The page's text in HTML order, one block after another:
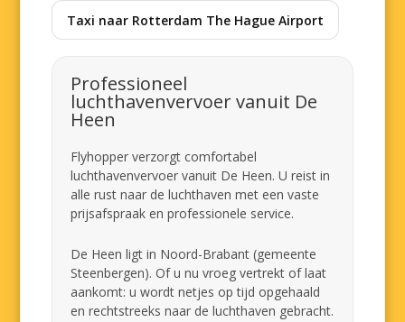
Taxi naar Rotterdam The Hague Airport
Professioneel
luchthavenvervoer vanuit De
Heen
Flyhopper verzorgt comfortabel
luchthavenvervoer vanuit De Heen. U reist in
alle rust naar de luchthaven met een vaste
prijsafspraak en professionele service.
De Heen ligt in Noord-Brabant (gemeente
Steenbergen). Of u nu vroeg vertrekt of laat
aankomt: u wordt netjes op tijd opgehaald
en rechtstreeks naar de luchthaven gebracht.